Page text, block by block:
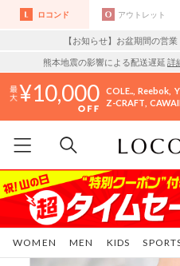
ロコンド アウトレット
【お知らせ】お盆期間の営
熊本地震の影響による配送遅延 詳
10,000 COLE.. Reebok
Z-CRAFT CAWAII
WOMEN MEN KIDS